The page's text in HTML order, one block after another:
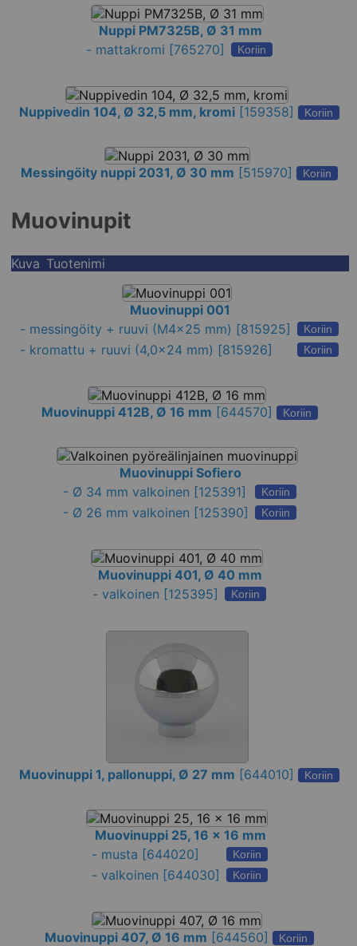
Nuppi PM7325B, Ø 31 mm
- mattakromi [765270] Koriin
Nuppivedin 104, Ø 32,5 mm, kromi [159358] Koriin
Messingöity nuppi 2031, Ø 30 mm [515970] Koriin
Muovinupit
Kuva Tuotenimi
Muovinuppi 001
- messingöity + ruuvi (M4x25 mm) [815925] Koriin
- kromattu + ruuvi (4,0x24 mm) [815926] Koriin
Muovinuppi 412B, Ø 16 mm [644570] Koriin
Muovinuppi Sofiero
- Ø 34 mm valkoinen [125391] Koriin
- Ø 26 mm valkoinen [125390] Koriin
Muovinuppi 401, Ø 40 mm
-valkoinen [125395] Koriin
Muovinuppi 1, pallonuppi, Ø 27 mm [644010] Koriin
Muovinuppi 25, 16 x 16 mm
- musta [644020] Koriin
- valkoinen [644030] Koriin
Muovinuppi 407, Ø 16 mm [644560] Koriin